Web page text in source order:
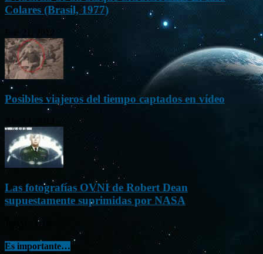
Colares (Brasil, 1977)
Ene 21, 2012
Posibles viajeros del tiempo captados en vídeo
Las fotografías OVNI de Robert Dean
supuestamente suprimidas por NASA
Jul 23, 2015
Es importante…